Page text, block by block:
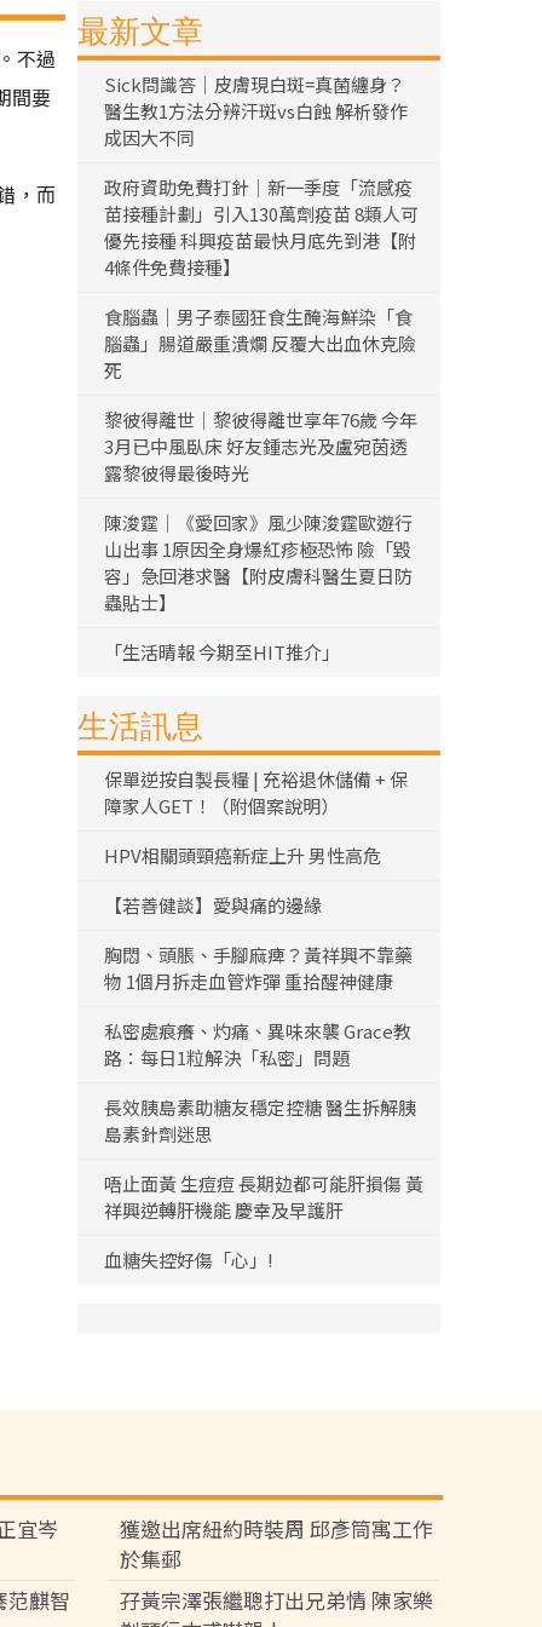
不過
間要
，而
最新文章
Sick問識答｜皮膚現白斑=真菌纏身？
醫生教1方法分辨汗斑vs白蝕 解析發作
成因大不同
政府資助免費打針｜新一季度「流感疫
苗接種計劃」引入130萬劑疫苗 8類人可
優先接種 科興疫苗最快月底先到港【附
4條件免費接種】
食腦蟲｜男子泰國狂食生醃海鮮染「食
腦蟲」腸道嚴重潰爛 反覆大出血休克險
死
黎彼得離世｜黎彼得離世享年76歲 今年
3月已中風臥床 好友鍾志光及盧宛茵透
露黎彼得最後時光
陳浚霆｜《愛回家》風少陳浚霆歐遊行
山出事 1原因全身爆紅疹極恐怖 險「毀
容」急回港求醫【附皮膚科醫生夏日防
蟲貼士】
「生活晴報 今期至HIT推介」
生活訊息
保單逆按自製長糧 | 充裕退休儲備 + 保
障家人GET！（附個案說明）
HPV相關頭頸癌新症上升 男性高危
【若善健談】愛與痛的邊緣
胸悶、頭脹、手腳麻痺？黃祥興不靠藥
物 1個月拆走血管炸彈 重拾醒神健康
私密處痕癢、灼痛、異味來襲 Grace教
路：每日1粒解決「私密」問題
長效胰島素助糖友穩定控糖 醫生拆解胰
島素針劑迷思
唔止面黃 生痘痘 長期攰都可能肝損傷 黃
祥興逆轉肝機能 慶幸及早護肝
血糖失控好傷「心」!
宜岑
獲邀出席紐約時裝周 邱彥筒寓工作
於集郵
范麒智
孖黃宗澤張繼聰打出兄弟情 陳家樂